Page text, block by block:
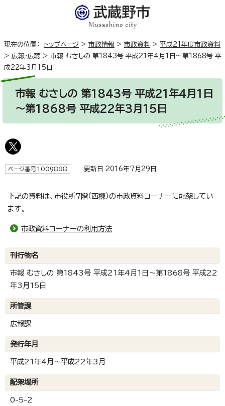
現在の位置： トップページ > 市政情報 > 市政資料 > 平成21年度市政資料
> 広報・広聴 > 市報 むさしの 第1843号 平成21年4月1日～第1868号 平
成22年3月15日
市報 むさしの 第1843号 平成21年4月1日
～第1868号 平成22年3月15日
ページ番号1009888 更新日 2016年7月29日
下記の資料は、市役所7階（西棟）の市政資料コーナーに配架してい
ます。
市政資料コーナーの利用方法
刊行物名
市報 むさしの 第1843号 平成21年4月1日～第1868号 平成22
年3月15日
所管課
広報課
発行年月
平成21年4月～平成22年3月
配架場所
0-5-2